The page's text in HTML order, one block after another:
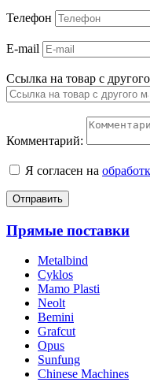
Телефон
E-mail
Ссылка на товар с
Комментарий:
Я согласен на
Отправить
Прямые поставки
Metalbind
Cyklos
Mamo Plasti
Neolt
Bemini
Grafcut
Opus
Sunfung
Chinese Machines